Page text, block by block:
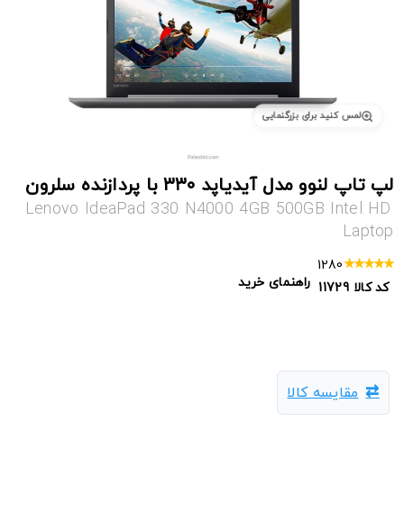
لمس کنید برای بزرگنمایی
لپ تاپ لنوو مدل آیدیاپد ۳۳۰ با پردازنده سلرون
Lenovo IdeaPad 330 N4000 4GB 500GB Intel HD
Laptop
1280
کد کالا 11729 راهنمای خرید
مقایسه کالا